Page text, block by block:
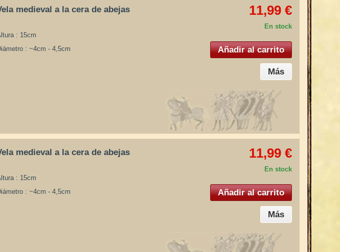
medieval a la cera de abejas
: 15cm
: ~4cm - 4,5cm
11,99 €
En stock
Añadir al carrito
Más
medieval a la cera de abejas
: 15cm
: ~4cm - 4,5cm
11,99 €
En stock
Añadir al carrito
Más